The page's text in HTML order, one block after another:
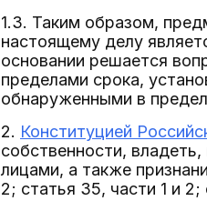
1.3. Таким образом,
настоящему делу
основании решается
пределами срока,
обнаруженными в
2. Конституцией
собственности,
лицами, а также
2; статья 35, части 1 и 2;